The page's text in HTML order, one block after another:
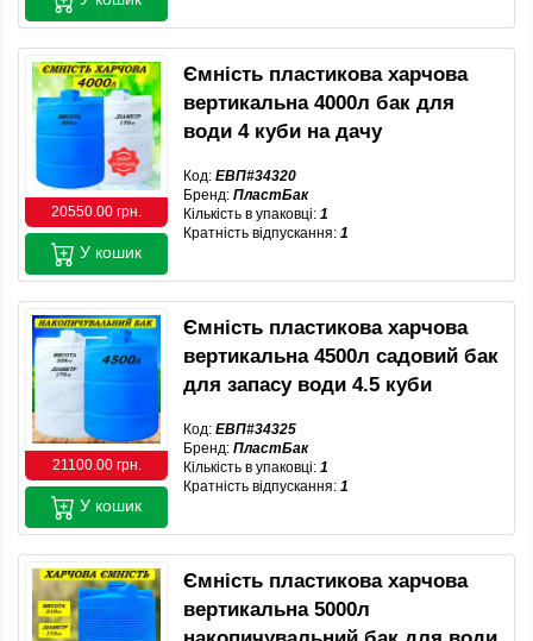
20550.00 грн.
Ємність пластикова харчова
вертикальна 4000л бак для
води 4 куби на дачу
Код: ЕВП#34320
Бренд: ПластБак
Кількість в упаковці: 1
Кратність відпускання: 1
У кошик
21100.00 грн.
Ємність пластикова харчова
вертикальна 4500л садовий бак
для запасу води 4.5 куби
Код: ЕВП#34325
Бренд: ПластБак
Кількість в упаковці: 1
Кратність відпускання: 1
У кошик
Ємність пластикова харчова
вертикальна 5000л